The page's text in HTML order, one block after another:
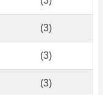
(3)
(3)
(3)